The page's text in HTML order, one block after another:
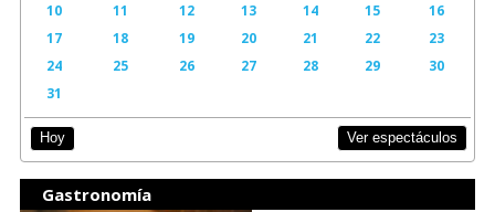
10
11 12 13 14 15
16
17
18 19 20 21 22
23
24
25 26 27 28 29
30
31
Hoy Ver espectáculos
Gastronomía